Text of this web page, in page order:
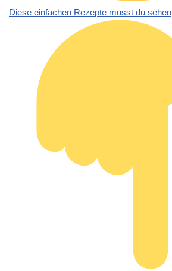
Diese einfachen Rezepte musst du sehen